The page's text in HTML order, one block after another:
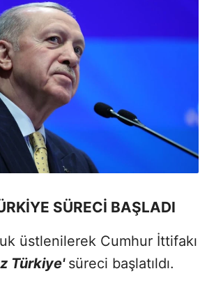
SÜRECİ BAŞLADI
üstlenilerek Cumhur İttifakı
Türkiye' süreci başlatıldı.